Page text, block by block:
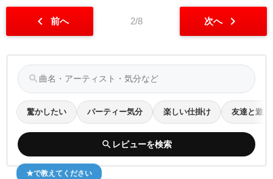
chevron_left 前へ 2/8 次へ chevron_right
search
驚かしたい パーティー気分 楽しい仕掛け 友達と遊ぶ
search レビューを検索
★で教えてください